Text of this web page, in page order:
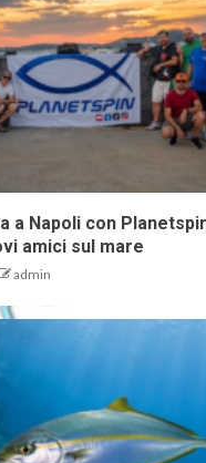
a Napoli con
amici sul mare
admin